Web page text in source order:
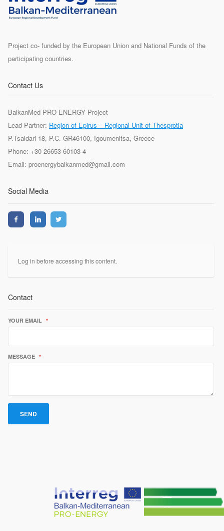
Project co- funded by the European Union and National Funds of the
participating countries.
Contact Us
BalkanMed PRO-ENERGY Project
Lead Partner: Region of Epirus – Regional Unit of Thesprotia
P.Tsaldari 18, P.C. GR46100, Igoumenitsa, Greece
Phone: +30 26653 60103-4
Email: proenergybalkanmed@gmail.com
Social Media
Log in before accessing this content.
Contact
YOUR EMAIL *
MESSAGE *